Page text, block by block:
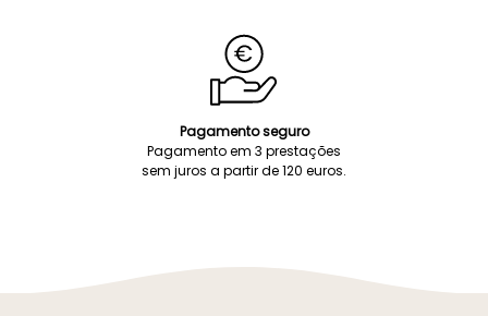
Pagamento seguro
Pagamento em 3 prestações
sem juros a partir de 120 euros.